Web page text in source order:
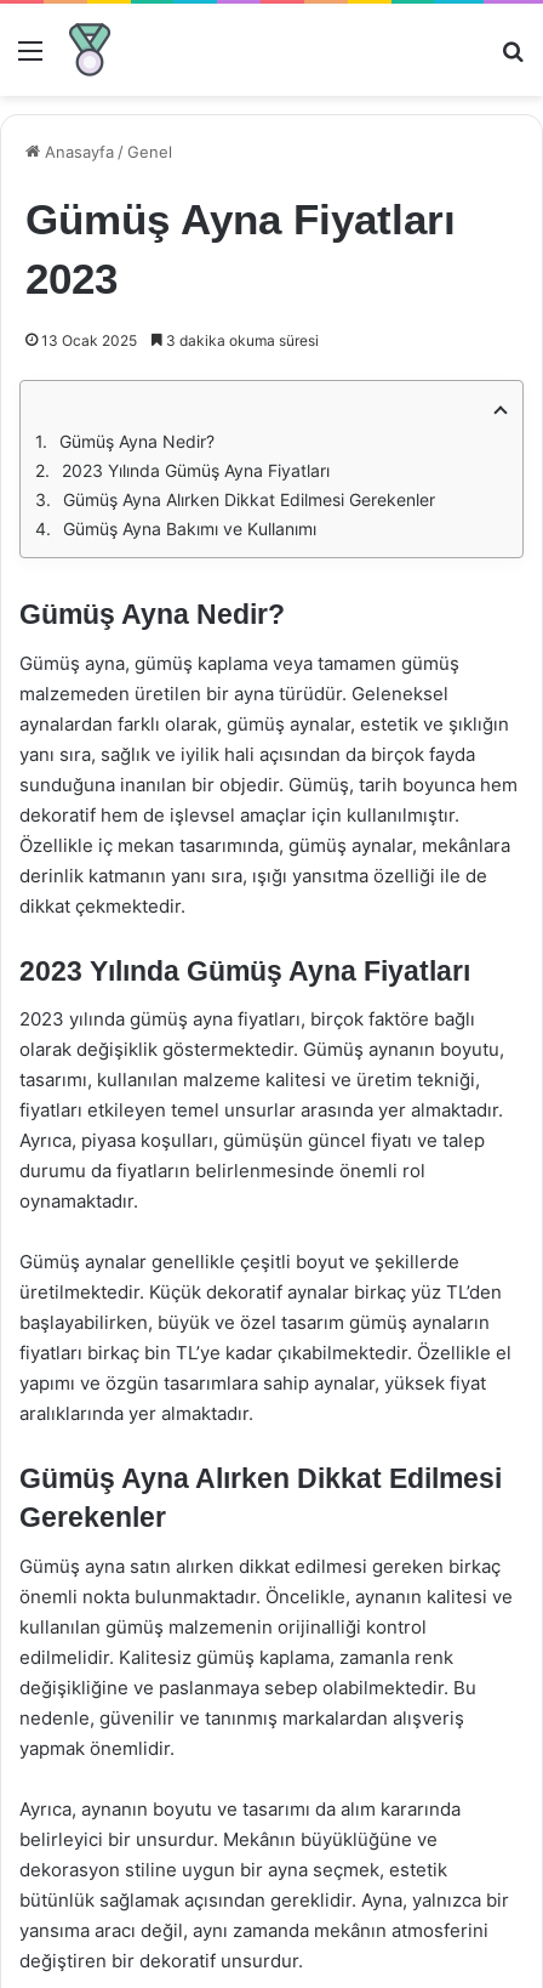
Menü
Anasayfa /Genel
Gümüş Ayna Fiyatları
2023
13 Ocak 2025 3 dakika okuma süresi
Gümüş Ayna Nedir?
2023 Yılında Gümüş Ayna Fiyatları
Gümüş Ayna Alırken Dikkat Edilmesi Gerekenler
Gümüş Ayna Bakımı ve Kullanımı
Gümüş Ayna Nedir?
Gümüş ayna, gümüş kaplama veya tamamen gümüş
malzemeden üretilen bir ayna türüdür. Geleneksel
aynalardan farklı olarak, gümüş aynalar, estetik ve şıklığın
yanı sıra, sağlık ve iyilik hali açısından da birçok fayda
sunduğuna inanılan bir objedir. Gümüş, tarih boyunca hem
dekoratif hem de işlevsel amaçlar için kullanılmıştır.
Özellikle iç mekan tasarımında, gümüş aynalar, mekânlara
derinlik katmanın yanı sıra, ışığı yansıtma özelliği ile de
dikkat çekmektedir.
2023 Yılında Gümüş Ayna Fiyatları
2023 yılında gümüş ayna fiyatları, birçok faktöre bağlı
olarak değişiklik göstermektedir. Gümüş aynanın boyutu,
tasarımı, kullanılan malzeme kalitesi ve üretim tekniği,
fiyatları etkileyen temel unsurlar arasında yer almaktadır.
Ayrıca, piyasa koşulları, gümüşün güncel fiyatı ve talep
durumu da fiyatların belirlenmesinde önemli rol
oynamaktadır.
Gümüş aynalar genellikle çeşitli boyut ve şekillerde
üretilmektedir. Küçük dekoratif aynalar birkaç yüz TL’den
başlayabilirken, büyük ve özel tasarım gümüş aynaların
fiyatları birkaç bin TL’ye kadar çıkabilmektedir. Özellikle el
yapımı ve özgün tasarımlara sahip aynalar, yüksek fiyat
aralıklarında yer almaktadır.
Gümüş Ayna Alırken Dikkat Edilmesi
Gerekenler
Gümüş ayna satın alırken dikkat edilmesi gereken birkaç
önemli nokta bulunmaktadır. Öncelikle, aynanın kalitesi ve
kullanılan gümüş malzemenin orijinalliği kontrol
edilmelidir. Kalitesiz gümüş kaplama, zamanla renk
değişikliğine ve paslanmaya sebep olabilmektedir. Bu
nedenle, güvenilir ve tanınmış markalardan alışveriş
yapmak önemlidir.
Ayrıca, aynanın boyutu ve tasarımı da alım kararında
belirleyici bir unsurdur. Mekânın büyüklüğüne ve
dekorasyon stiline uygun bir ayna seçmek, estetik
bütünlük sağlamak açısından gereklidir. Ayna, yalnızca bir
yansıma aracı değil, aynı zamanda mekânın atmosferini
değiştiren bir dekoratif unsurdur.